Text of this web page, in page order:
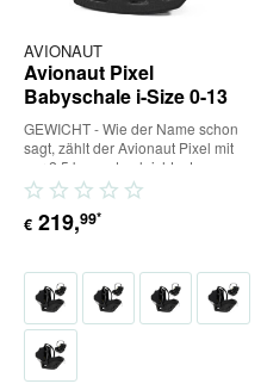
AVIONAUT
Avionaut Pixel
Babyschale i-Size 0-13
kg
GEWICHT - Wie der Name schon
sagt, zählt der Avionaut Pixel mit
nur 2,5 kg zu den leichtesten
Babyschalen die es...
€ 219,99*